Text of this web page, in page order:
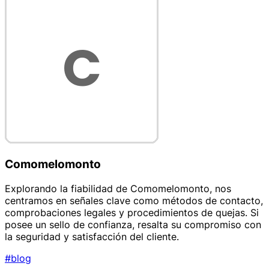
Comomelomonto
Explorando la fiabilidad de Comomelomonto, nos
centramos en señales clave como métodos de contacto,
comprobaciones legales y procedimientos de quejas. Si
posee un sello de confianza, resalta su compromiso con
la seguridad y satisfacción del cliente.
#blog